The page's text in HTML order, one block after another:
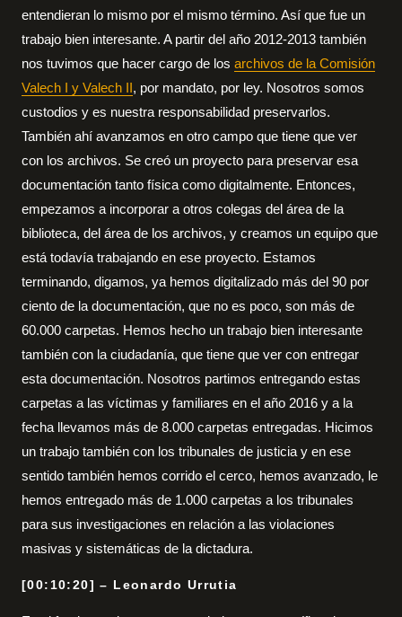
entendieran lo mismo por el mismo término. Así que fue un
trabajo bien interesante. A partir del año 2012-2013 también
nos tuvimos que hacer cargo de los archivos de la Comisión
Valech I y Valech II, por mandato, por ley. Nosotros somos
custodios y es nuestra responsabilidad preservarlos.
También ahí avanzamos en otro campo que tiene que ver
con los archivos. Se creó un proyecto para preservar esa
documentación tanto física como digitalmente. Entonces,
empezamos a incorporar a otros colegas del área de la
biblioteca, del área de los archivos, y creamos un equipo que
está todavía trabajando en ese proyecto. Estamos
terminando, digamos, ya hemos digitalizado más del 90 por
ciento de la documentación, que no es poco, son más de
60.000 carpetas. Hemos hecho un trabajo bien interesante
también con la ciudadanía, que tiene que ver con entregar
esta documentación. Nosotros partimos entregando estas
carpetas a las víctimas y familiares en el año 2016 y a la
fecha llevamos más de 8.000 carpetas entregadas. Hicimos
un trabajo también con los tribunales de justicia y en ese
sentido también hemos corrido el cerco, hemos avanzado, le
hemos entregado más de 1.000 carpetas a los tribunales
para sus investigaciones en relación a las violaciones
masivas y sistemáticas de la dictadura.
[00:10:20] – Leonardo Urrutia